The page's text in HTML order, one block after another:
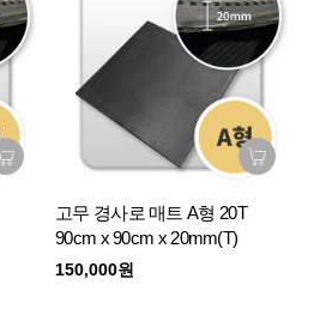
고무 경사로 매트 A형 20T
90cm x 90cm x 20mm(T)
150,000원